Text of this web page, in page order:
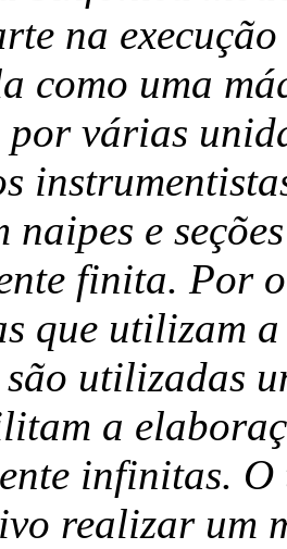
na
como uma
várias
naipes e
finita. Por
que utilizam
são utilizadas
a
infinitas.
realizar um